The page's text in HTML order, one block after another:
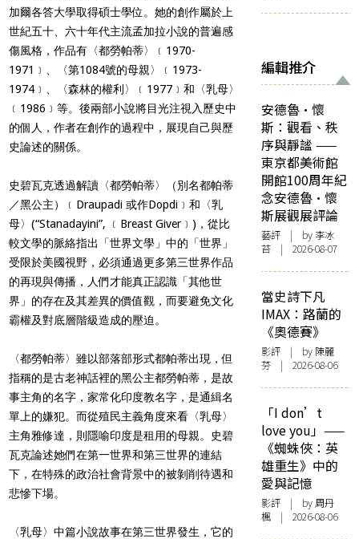
加爾各答大學取得碩士學位。她的創作屬於上
世紀五十、六十年代主流孟加拉小說的普遍感
傷風格，作品有〈都勞帕蒂〉﹝1970-
1971﹞、〈第1084號的母親〉﹝1973-
1974﹞、〈森林的權利〉﹝1977﹞和〈乳母〉
﹝1986﹞等。後兩部小說將目光注視入歷史中
的個人，作者在創作的過程中，展現自己與歷
史論述的關係。
史碧瓦克透過解讀〈都勞帕蒂〉（別名都帕蒂
／黑公主）﹝Draupadi 或作Dopdi﹞和〈乳
母〉(“Stanadayini”, ﹝Breast Giver﹞)，從比
較文學的脈絡指出「世界文學」中的「世界」
受限於美國視野，必須通過更多第三世界作品
的再現與傳播，人們才能真正認識「其他世
界」的存在及其差異的價值觀，而要避免文化
霸權及對底層階級造成的壓迫。
〈都勞帕蒂〉雖以部落部形式都帕蒂出現，但
指稱的是古老神話裡的黑公主都勞帕蒂，是故
事主角的名字，家常化印度教名字，是通緝名
單上的嫌犯。而從殖民主義角度來看 〈乳母〉
主角雅修達，則隱喻印度是租用的母親。史碧
瓦克論述她們在第一世界和第三世界的連結
下，在特殊的政治社會背景中的被剝削待遇和
悲慘下場。
〈乳母〉中篇小說故事在第三世界發生，它的
編輯推介
安德魯·懷
斯：觀看、秩
序與靜謐 ——
東京都美術館
開館100周年紀
念安德魯·懷
斯展觀展評論
藝評 | by 李冰
苔 | 2026-08-07
當史詩下凡
IMAX：路蘭的
《奧德賽》
影評 | by 陳麗
芬 | 2026-08-06
「I don’t
love you」——
《蜘蛛俠：英
雄重生》中的
愛與記憶
影評 | by周丹
楓 | 2026-08-06